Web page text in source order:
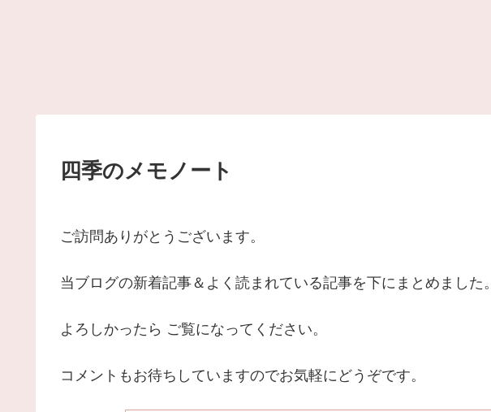
四季のメモノート
ご訪問ありがとうございます。
当ブログの新着記事＆よく読まれている記事を下にまとめました。
よろしかったら ご覧になってください。
コメントもお待ちしていますのでお気軽にどうぞです。